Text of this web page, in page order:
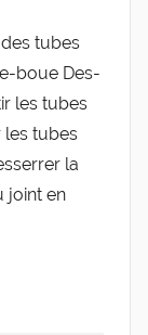
tubes
​boue Des­
les tubes
les tubes
la
joint en